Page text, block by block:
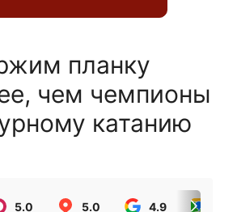
планку
чем чемпионы
катанию
5.0 5.0 4.9